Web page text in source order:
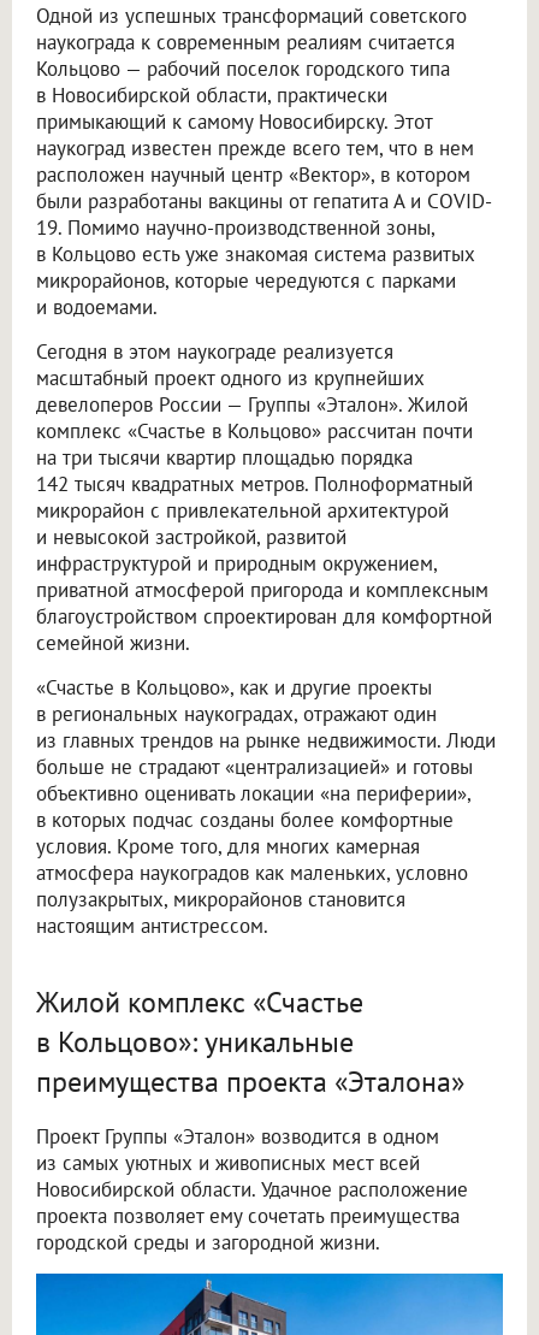
Одной из успешных трансформаций советского
наукограда к современным реалиям считается
Кольцово — рабочий поселок городского типа
в Новосибирской области, практически
примыкающий к самому Новосибирску. Этот
наукоград известен прежде всего тем, что в нем
расположен научный центр «Вектор», в котором
были разработаны вакцины от гепатита А и COVID-
19. Помимо научно-производственной зоны,
в Кольцово есть уже знакомая система развитых
микрорайонов, которые чередуются с парками
и водоемами.
Сегодня в этом наукограде реализуется
масштабный проект одного из крупнейших
девелоперов России — Группы «Эталон». Жилой
комплекс «Счастье в Кольцово» рассчитан почти
на три тысячи квартир площадью порядка
142 тысяч квадратных метров. Полноформатный
микрорайон с привлекательной архитектурой
и невысокой застройкой, развитой
инфраструктурой и природным окружением,
приватной атмосферой пригорода и комплексным
благоустройством спроектирован для комфортной
семейной жизни.
«Счастье в Кольцово», как и другие проекты
в региональных наукоградах, отражают один
из главных трендов на рынке недвижимости. Люди
больше не страдают «централизацией» и готовы
объективно оценивать локации «на периферии»,
в которых подчас созданы более комфортные
условия. Кроме того, для многих камерная
атмосфера наукоградов как маленьких, условно
полузакрытых, микрорайонов становится
настоящим антистрессом.
Жилой комплекс «Счастье
в Кольцово»: уникальные
преимущества проекта «Эталона»
Проект Группы «Эталон» возводится в одном
из самых уютных и живописных мест всей
Новосибирской области. Удачное расположение
проекта позволяет ему сочетать преимущества
городской среды и загородной жизни.